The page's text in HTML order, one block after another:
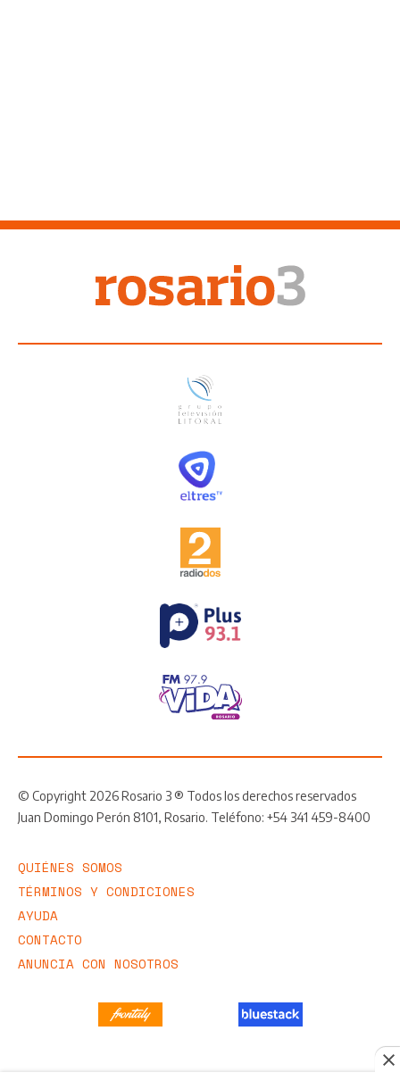
© Copyright 2026 Rosario 3 ® Todos los derechos reservados
Juan Domingo Perón 8101, Rosario. Teléfono: +54 341 459-8400
QUIÉNES SOMOS
TÉRMINOS Y CONDICIONES
AYUDA
CONTACTO
ANUNCIA CON NOSOTROS